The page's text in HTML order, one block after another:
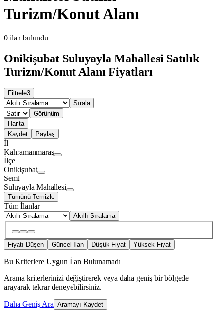
Turizm/Konut Alanı
0 ilan bulundu
Onikişubat Suluyayla Mahallesi Satılık
Turizm/Konut Alanı Fiyatları
Filtrele3
Sırala
Görünüm
Harita
Kaydet
Paylaş
İl
Kahramanmaraş
İlçe
Onikişubat
Semt
Suluyayla Mahallesi
Tümünü Temizle
Tüm İlanlar
Akıllı Sıralama
Fiyatı Düşen Güncel İlan Düşük Fiyat Yüksek Fiyat
Bu Kriterlere Uygun İlan Bulunamadı
Arama kriterlerinizi değiştirerek veya daha geniş bir bölgede
arayarak tekrar deneyebilirsiniz.
Daha Geniş Ara Aramayı Kaydet